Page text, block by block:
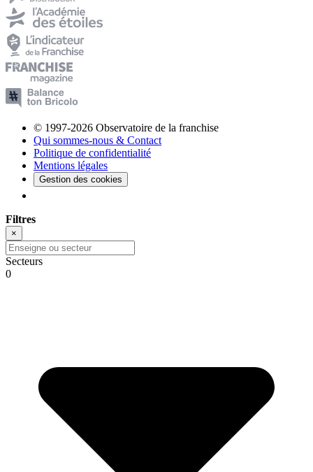
© 1997-2026 Observatoire de la franchise
Qui sommes-nous & Contact
Politique de confidentialité
Mentions légales
Gestion des cookies
Filtres
×
Secteurs
0